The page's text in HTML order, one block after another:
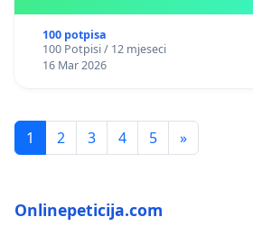
100 potpisa
100 Potpisi / 12 mjeseci
16 Mar 2026
1 2 3 4 5 »
Onlinepeticija.com